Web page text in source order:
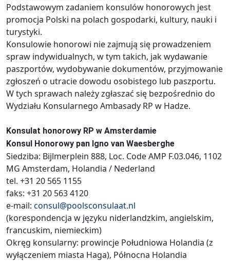
Podstawowym zadaniem konsulów honorowych jest
promocja Polski na polach gospodarki, kultury, nauki i
turystyki.
Konsulowie honorowi nie zajmują się prowadzeniem
spraw indywidualnych, w tym takich, jak wydawanie
paszportów, wydobywanie dokumentów, przyjmowanie
zgłoszeń o utracie dowodu osobistego lub paszportu.
W tych sprawach należy zgłaszać się bezpośrednio do
Wydziału Konsularnego Ambasady RP w Hadze.
Konsulat honorowy RP w Amsterdamie
Konsul Honorowy pan Igno van Waesberghe
Siedziba: Bijlmerplein 888, Loc. Code AMP F.03.046, 1102
MG Amsterdam, Holandia / Nederland
tel. +31 20 565 1155
faks: +31 20 563 4120
e-mail: consul@poolsconsulaat.nl
(korespondencja w języku niderlandzkim, angielskim,
francuskim, niemieckim)
Okręg konsularny: prowincje Południowa Holandia (z
wyłączeniem miasta Haga), Północna Holandia